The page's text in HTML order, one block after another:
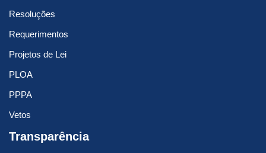
Resoluções
Requerimentos
Projetos de Lei
PLOA
PPPA
Vetos
Transparência